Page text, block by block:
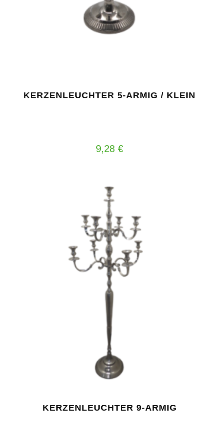
KERZENLEUCHTER 5-ARMIG / KLEIN
9,28 €
KERZENLEUCHTER 9-ARMIG